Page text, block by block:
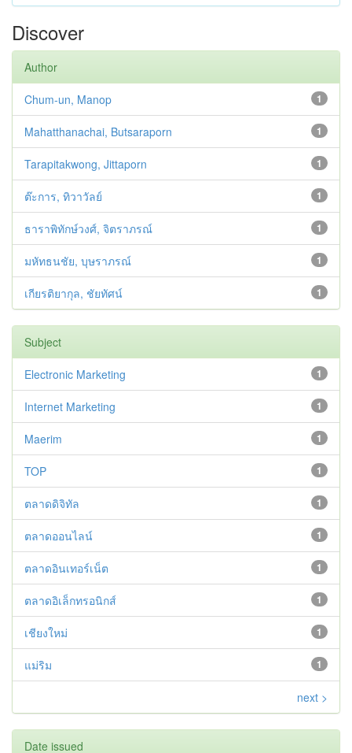
Discover
Author
1
Chum-un, Manop
1
Mahatthanachai, Butsaraporn
1
Tarapitakwong, Jittaporn
1
ต๊ะการ, ทิวาวัลย์
1
ธาราพิทักษ์วงศ์, จิตราภรณ์
1
มหัทธนชัย, บุษราภรณ์
1
เกียรติยากุล, ชัยทัศน์
Subject
1
Electronic Marketing
1
Internet Marketing
1
Maerim
1
TOP
1
ตลาดดิจิทัล
1
ตลาดออนไลน์
1
ตลาดอินเทอร์เน็ต
1
ตลาดอิเล็กทรอนิกส์
1
เชียงใหม่
1
แม่ริม
next >
Date issued